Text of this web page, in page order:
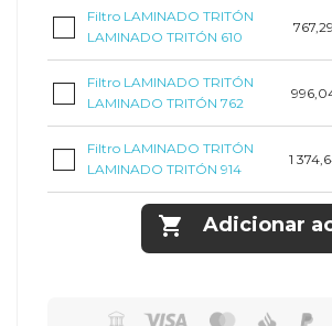
Filtro LAMINADO TRITÓN
LAMINADO TRITÓN 610
Filtro LAMINADO TRITÓN
LAMINADO TRITÓN 762
Filtro LAMINADO TRITÓN
LAMINADO TRITÓN 914
1
 Adicionar